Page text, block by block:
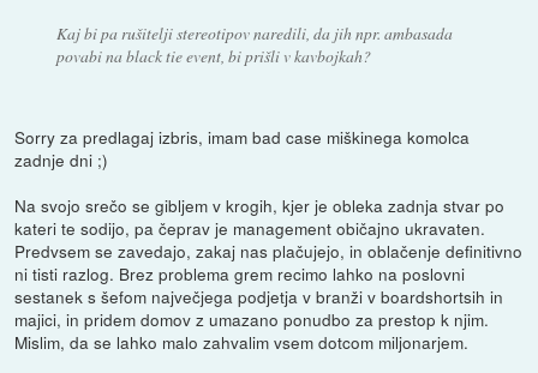
Kaj bi pa rušitelji stereotipov naredili, da jih npr. ambasada
povabi na black tie event, bi prišli v kavbojkah?
Sorry za predlagaj izbris, imam bad case miškinega komolca
zadnje dni ;)
Na svojo srečo se gibljem v krogih, kjer je obleka zadnja stvar po
kateri te sodijo, pa čeprav je management običajno ukravaten.
Predvsem se zavedajo, zakaj nas plačujejo, in oblačenje definitivno
ni tisti razlog. Brez problema grem recimo lahko na poslovni
sestanek s šefom največjega podjetja v branži v boardshortsih in
majici, in pridem domov z umazano ponudbo za prestop k njim.
Mislim, da se lahko malo zahvalim vsem dotcom miljonarjem.